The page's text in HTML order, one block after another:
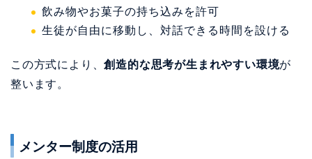
飲み物やお菓子の持ち込みを許可
生徒が自由に移動し、対話できる時間を設ける
この方式により、創造的な思考が生まれやすい環境が
整います。
メンター制度の活用